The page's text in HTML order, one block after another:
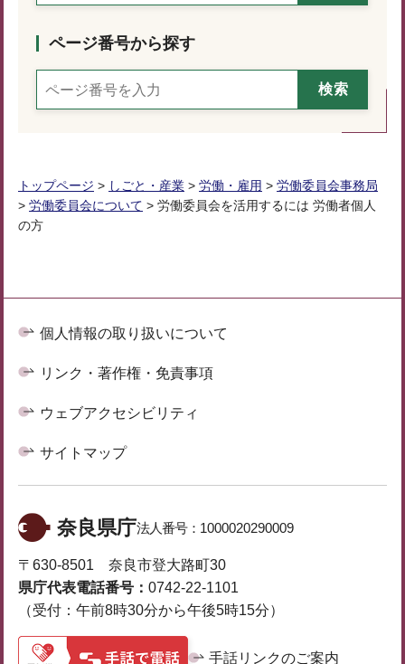
ページ番号から探す
トップページ > しごと・産業 > 労働・雇用 > 労働委員会事務局
> 労働委員会について > 労働委員会を活用するには 労働者個人
の方
個人情報の取り扱いについて
リンク・著作権・免責事項
ウェブアクセシビリティ
サイトマップ
奈良県庁法人番号： 1000020290009
〒630-8501 奈良市登大路町30
県庁代表電話番号： 0742-22-1101
（受付：午前8時30分から午後5時15分）
手話リンクのご案内